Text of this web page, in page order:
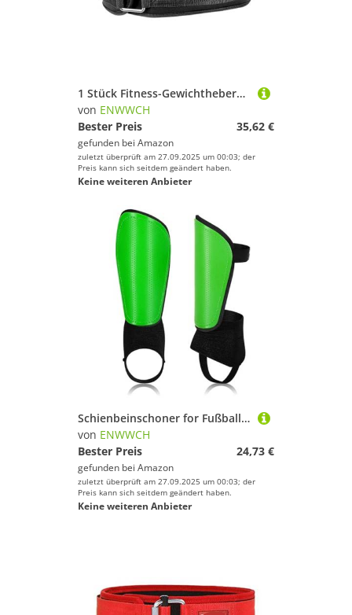
1 Stück Fitness-Gewichthebergürtel for Männer und Frauen, Gymnastikgürtel for Gewichtheben, Powerlifting, Krafttraining, Kniebeugen oder Kreuzheben Für Krafttraining Gewichtheben(Black,L)
von ENWWCH
Bester Preis
35,62 €
gefunden bei Amazon
zuletzt überprüft am 27.09.2025 um 00:03; der
Preis kann sich seitdem geändert haben.
Keine weiteren Anbieter
Schienbeinschoner for Fußball, Schienbeinschoner-Ärmel, Fußballspiele, Eva-Kissen, reduziert Stöße, Beinschutzbrett for Kinder, Jugendliche und Erwachsene Für Fußballspieler(Grass Green,XL)
von ENWWCH
Bester Preis
24,73 €
gefunden bei Amazon
zuletzt überprüft am 27.09.2025 um 00:03; der
Preis kann sich seitdem geändert haben.
Keine weiteren Anbieter